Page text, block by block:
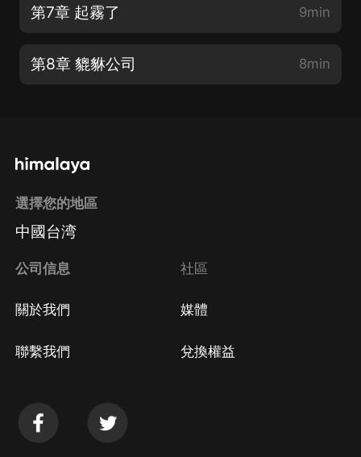
第7章 起霧了 9min
第8章 貔貅公司 8min
選擇您的地區
中國台湾
公司信息
關於我們
聯繫我們
社區
媒體
兌換權益